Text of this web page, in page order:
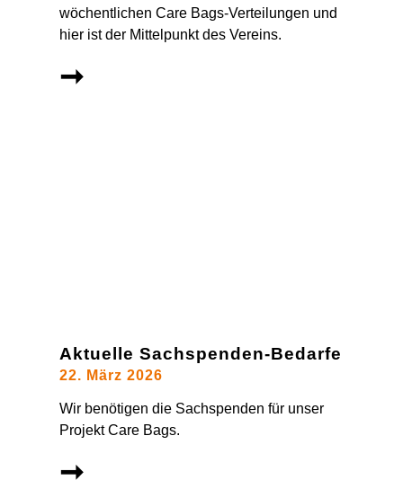
wöchentlichen Care Bags-Verteilungen und
hier ist der Mittelpunkt des Vereins.
➞
Aktuelle Sachspenden-Bedarfe
22. März 2026
Wir benötigen die Sachspenden für unser
Projekt Care Bags.
➞